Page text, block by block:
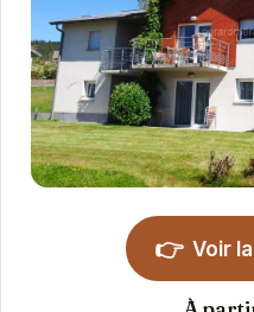
👉 Voir